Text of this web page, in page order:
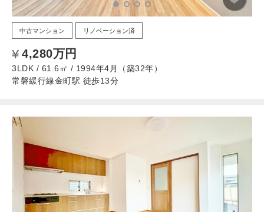
中古マンション リノベーション済
4,280万円
3LDK / 61.6㎡ / 1994年4月（築32年）
常磐緩行線金町駅 徒歩13分